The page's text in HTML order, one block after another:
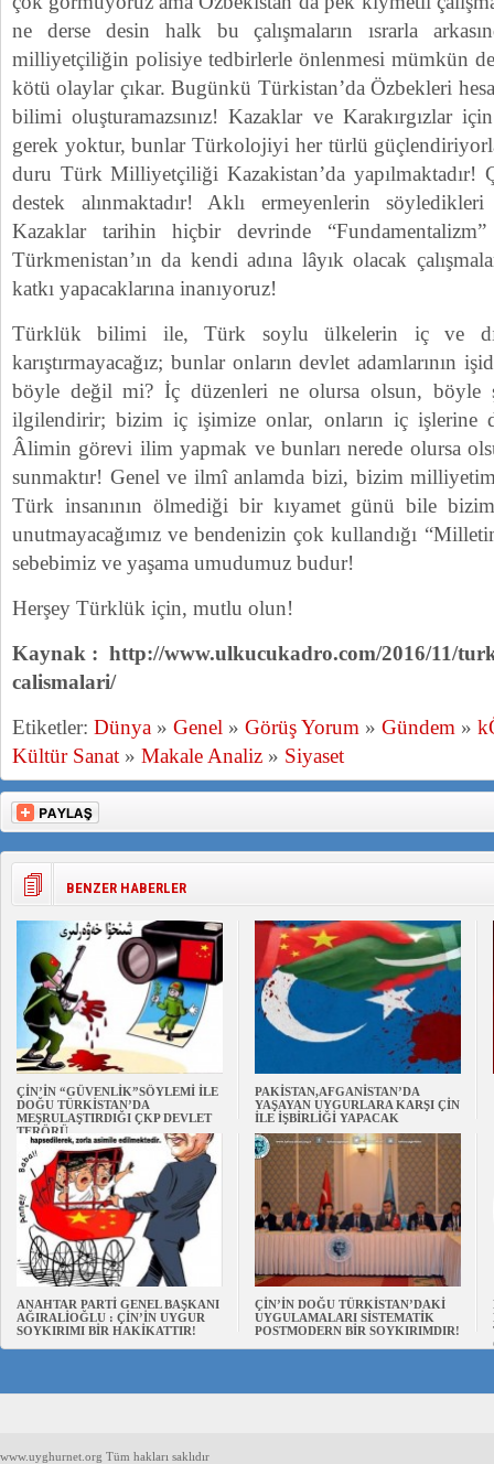
ne derse desin halk bu çalışmaların ısrarla
milliyetçiliğin polisiye tedbirlerle önlenmesi mümkün
kötü olaylar çıkar. Bugünkü Türkistan’da Özbekleri
bilimi oluşturamazsınız! Kazaklar ve Karakırgızlar
gerek yoktur, bunlar Türkolojiyi her türlü
duru Türk Milliyetçiliği Kazakistan’da yapılmaktadır!
destek alınmaktadır! Aklı ermeyenlerin
Kazaklar tarihin hiçbir devrinde
Türkmenistan’ın da kendi adına lâyık olacak
katkı yapacaklarına inanıyoruz!
Türklük bilimi ile, Türk soylu ülkelerin iç ve
karıştırmayacağız; bunlar onların devlet adamlarının
böyle değil mi? İç düzenleri ne olursa olsun, böyle
ilgilendirir; bizim iç işimize onlar, onların iç işlerine
Âlimin görevi ilim yapmak ve bunları nerede olursa
sunmaktır! Genel ve ilmî anlamda bizi, bizim
Türk insanının ölmediği bir kıyamet günü bile
unutmayacağımız ve bendenizin çok kullandığı
sebebimiz ve yaşama umudumuz budur!
Herşey Türklük için, mutlu olun!
Kaynak : http://www.ulkucukadro.com/2016/11/
calismalari/
Etiketler: Dünya » Genel » Görüş Yorum » Gündem »
Kültür Sanat » Makale Analiz » Siyaset
BENZER HABERLER
ÇİN’İN “GÜVENLİK”SÖYLEMİ İLE
DOĞU TÜRKİSTAN’DA
MEŞRULAŞTIRDIĞI ÇKP DEVLET
TERÖRÜ
PAKİSTAN,AFGANİSTAN’DA
YAŞAYAN UYGURLARA KARŞI ÇİN
İLE İŞBİRLİĞİ YAPACAK
ANAHTAR PARTİ GENEL BAŞKANI
AĞIRALİOĞLU : ÇİN’İN UYGUR
SOYKIRIMI BİR HAKİKATTIR!
ÇİN’İN DOĞU TÜRKİSTAN’DAKİ
UYGULAMALARI SİSTEMATİK
POSTMODERN BİR SOYKIRIMDIR!
www.uyghurnet.org Tüm hakları saklıdır